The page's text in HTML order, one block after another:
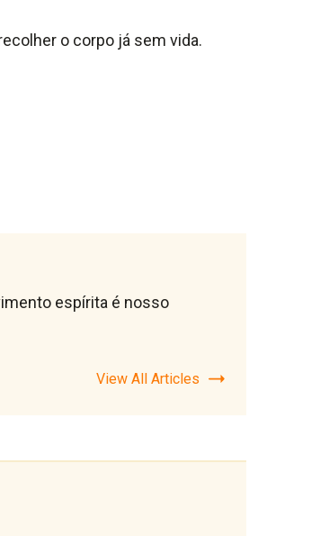
o corpo já sem vida.
espírita é nosso
View All Articles